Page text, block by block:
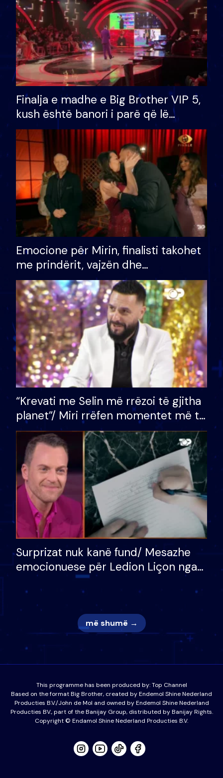
Finalja e madhe e Big Brother VIP 5,
kush është banori i parë që lë
shtëpinë dhe humb mundësinë për
të fituar çmimin e madh
Emocione për Mirin, finalisti takohet
me prindërit, vajzën dhe
bashkëshorten: S’kemi ndonjë letër
divorci apo jo?
“Krevati me Selin më rrëzoi të gjitha
planet”/ Miri rrëfen momentet më të
bukura në shtëpinë e BB VIP: Do më
mungojë zilja e mëngjesit kur…
Surprizat nuk kanë fund/ Mesazhe
emocionuese për Ledion Liçon nga
nëna dhe fëmijët e tij, moderatori
nuk i mban dot lotët: Nuk meritoj…
më shumë →
This programme has been produced by:Top Channel
Based on the format Big Brother, created by Endemol Shine Nederland
Producties B.V./John de Mol and owned by Endemol Shine Nederland
Producties BV., part of the Banijay Group, distributed by Banijay Rights.
Copyright © Endamol Shine Nederland Producties B.V.